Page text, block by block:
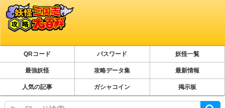
QRコード パスワード 妖怪一覧
最強妖怪 攻略データ集 最新情報
人気の記事 ガシャコイン 掲示板